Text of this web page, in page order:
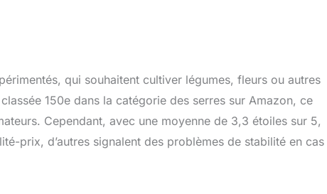
qui souhaitent cultiver légumes, fleurs ou autres
150e dans la catégorie des serres sur Amazon, ce
Cependant, avec une moyenne de 3,3 étoiles sur 5,
prix, d’autres signalent des problèmes de stabilité en cas